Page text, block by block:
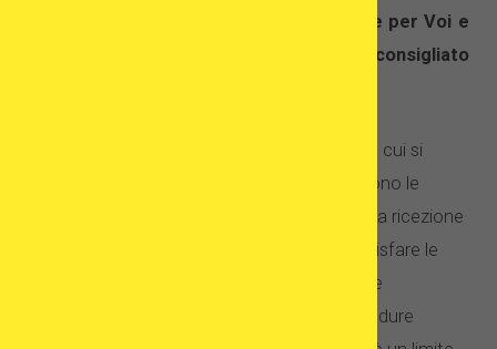
quale di questi fattori sia più importante per Voi e
chiedete dettagli in diverse cliniche. È consigliato
quali leggi siano in vigore nel paese in cui si
desidera andare, ad esempio, quali sono le
restrizioni riguardanti la donazione e la ricezione
di gameti, quali requisiti devono soddisfare le
donatrici, se la legislazione garantisce
l’anonimato alle donatrici, quali procedure